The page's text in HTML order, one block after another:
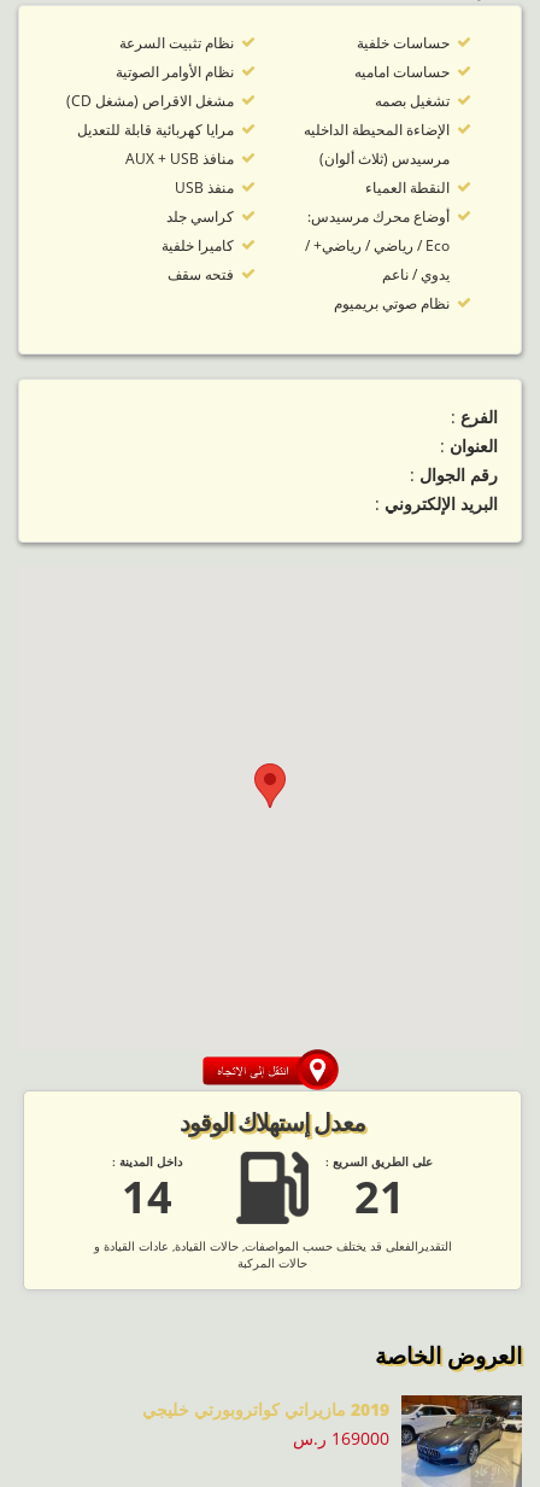
حساسات خلفية
حساسات اماميه
تشغيل بصمه
الإضاءة المحيطة الداخليه
مرسيدس (ثلاث ألوان)
النقطة العمياء
أوضاع محرك مرسيدس:
Eco / رياضي / رياضي+ /
يدوي / ناعم
نظام صوتي بريميوم
نظام تثبيت السرعة
نظام الأوامر الصوتية
مشغل الاقراص (مشغل CD)
مرايا كهربائية قابلة للتعديل
منافذ AUX + USB
منفذ USB
كراسي جلد
كاميرا خلفية
فتحه سقف
الفرع :
العنوان :
رقم الجوال :
البريد الإلكتروني :
معدل إستهلاك الوقود
داخل المدينة :
14
على الطريق السريع :
21
التقديرالفعلى قد يختلف حسب المواصفات, حالات القيادة, عادات القيادة و
حالات المركبة
العروض الخاصة
2019 مازيراتي كواتروبورتي خليجي
169000 ر.س